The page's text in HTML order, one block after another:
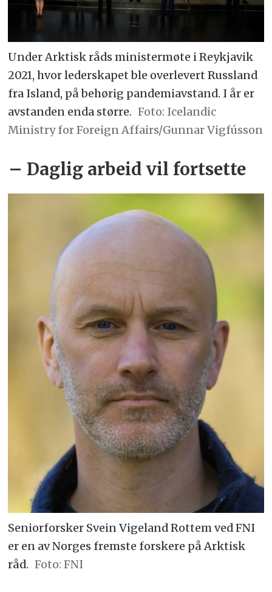
Under Arktisk råds ministermøte i Reykjavik
2021, hvor lederskapet ble overlevert Russland
fra Island, på behørig pandemiavstand. I år er
avstanden enda større.
Icelandic
Ministry for Foreign Affairs/Gunnar Vigfússon
– Daglig arbeid vil fortsette
Seniorforsker Svein Vigeland Rottem ved FNI
er en av Norges fremste forskere på Arktisk
råd.
FNI